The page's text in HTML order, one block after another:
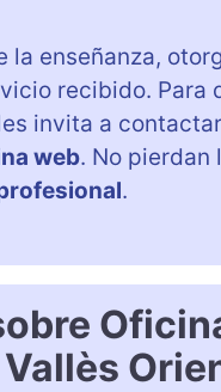
la enseñanza,
recibido. Para
invita a
web. No pierdan
.